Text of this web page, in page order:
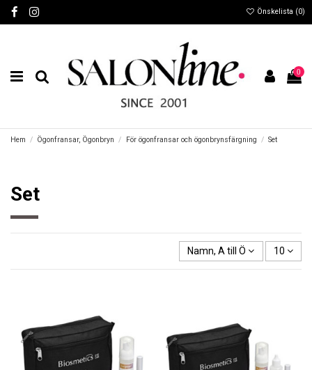
Önskelista (0)
0
Hem Ögonfransar, Ögonbryn För ögonfransar och ögonbrynsfärgning Set
Set
Namn, A till Ö 10